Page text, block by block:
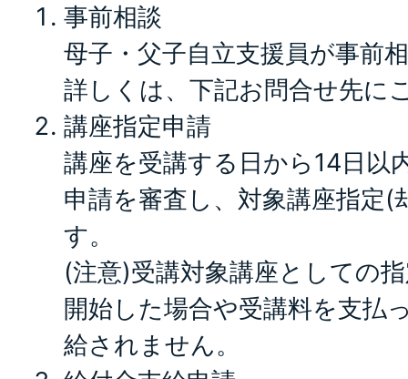
事前相談
母子・父子自立支援員が事前
詳しくは、下記お問合せ先に
講座指定申請
講座を受講する日から14日以
申請を審査し、対象講座指定(
す。
(注意)受講対象講座としての
開始した場合や受講料を支払
給されません。